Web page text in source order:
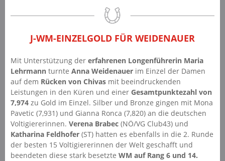
J-WM-EINZELGOLD FÜR WEIDENAUER
Mit Unterstützung der erfahrenen Longenführerin Maria
Lehrmannturnte Anna Weidenauerim Einzel der Damen
auf dem Rücken von Chivasmit beeindruckenden
Leistungen in den Küren und einer Gesamtpunktezahl von
7,974zu Gold im Einzel. Silber und Bronze gingen mit Mona
Pavetic (7,931) und Gianna Ronca (7,820) an die deutschen
Voltigiererinnen. Verena Brabec(NÖ/VG Club43) und
Katharina Feldhofer (ST) hatten es ebenfalls in die 2. Runde
der besten 15 Voltigiererinnen der Welt geschafft und
beendeten diese stark besetzte WM auf Rang 6 und 14.